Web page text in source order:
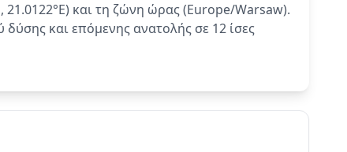
21.0122°E) και τη ζώνη ώρας (Europe/Warsaw).
δύσης και επόμενης ανατολής σε 12 ίσες